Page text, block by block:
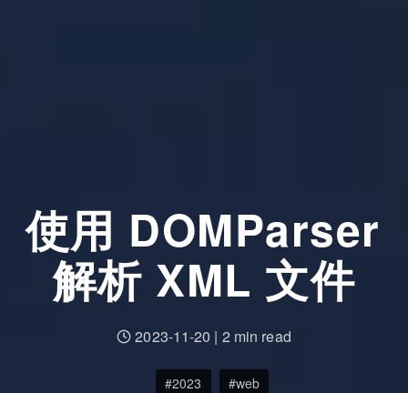
使用 DOMParser
解析 XML 文件
2023-11-20 | 2 min read
2023 web